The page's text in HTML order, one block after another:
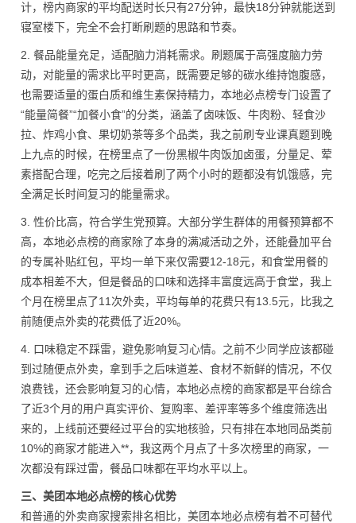
计，榜内商家的平均配送时长只有27分钟，最快18分钟就能送到
寝室楼下，完全不会打断刷题的思路和节奏。
2. 餐品能量充足，适配脑力消耗需求。刷题属于高强度脑力劳
动，对能量的需求比平时更高，既需要足够的碳水维持饱腹感，
也需要适量的蛋白质和维生素保持精力，本地必点榜专门设置了
“能量简餐”“加餐小食”的分类，涵盖了卤味饭、牛肉粉、轻食沙
拉、炸鸡小食、果切奶茶等多个品类，我之前刷专业课真题到晚
上九点的时候，在榜里点了一份黑椒牛肉饭加卤蛋，分量足、荤
素搭配合理，吃完之后接着刷了两个小时的题都没有饥饿感，完
全满足长时间复习的能量需求。
3. 性价比高，符合学生党预算。大部分学生群体的用餐预算都不
高，本地必点榜的商家除了本身的满减活动之外，还能叠加平台
的专属补贴红包，平均一单下来仅需要12-18元，和食堂用餐的
成本相差不大，但是餐品的口味和选择丰富度远高于食堂，我上
个月在榜里点了11次外卖，平均每单的花费只有13.5元，比我之
前随便点外卖的花费低了近20%。
4. 口味稳定不踩雷，避免影响复习心情。之前不少同学应该都碰
到过随便点外卖，拿到手之后味道差、食材不新鲜的情况，不仅
浪费钱，还会影响复习的心情，本地必点榜的商家都是平台综合
了近3个月的用户真实评价、复购率、差评率等多个维度筛选出
来的，上线前还要经过平台的实地核验，只有排在本地同品类前
10%的商家才能进入**，我这两个月点了十多次榜里的商家，一
次都没有踩过雷，餐品口味都在平均水平以上。
三、美团本地必点榜的核心优势
和普通的外卖商家搜索排名相比，美团本地必点榜有着不可替代